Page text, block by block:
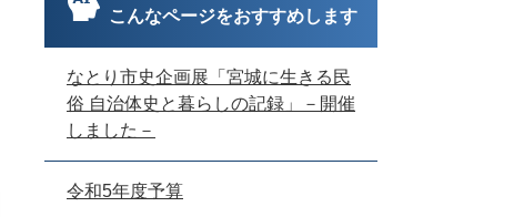
こんなページをおすすめします
なとり市史企画展「宮城に生きる民
俗 自治体史と暮らしの記録」－開催
しました－
令和5年度予算